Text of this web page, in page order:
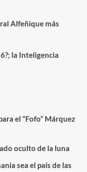
Alfeñique más
la Inteligencia
el “Fofo” Márquez
oculto de la luna
sea el país de las